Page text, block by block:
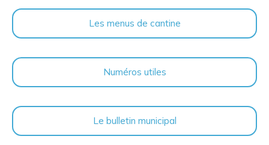
Les menus de cantine
Numéros utiles
Le bulletin municipal